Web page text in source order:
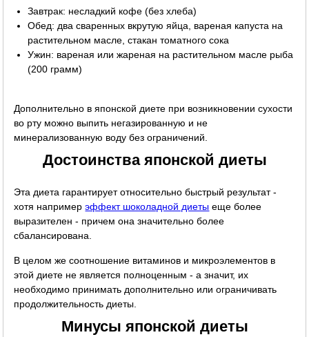
Завтрак: несладкий кофе (без хлеба)
Обед: два сваренных вкрутую яйца, вареная капуста на
растительном масле, стакан томатного сока
Ужин: вареная или жареная на растительном масле рыба
(200 грамм)
Дополнительно в японской диете при возникновении сухости
во рту можно выпить негазированную и не
минерализованную воду без ограничений.
Достоинства японской диеты
Эта диета гарантирует относительно быстрый результат -
хотя напримерэффект шоколадной диеты еще более
выразителен - причем она значительно более
сбалансирована.
В целом же соотношение витаминов и микроэлементов в
этой диете не является полноценным - а значит, их
необходимо принимать дополнительно или ограничивать
продолжительность диеты.
Минусы японской диеты